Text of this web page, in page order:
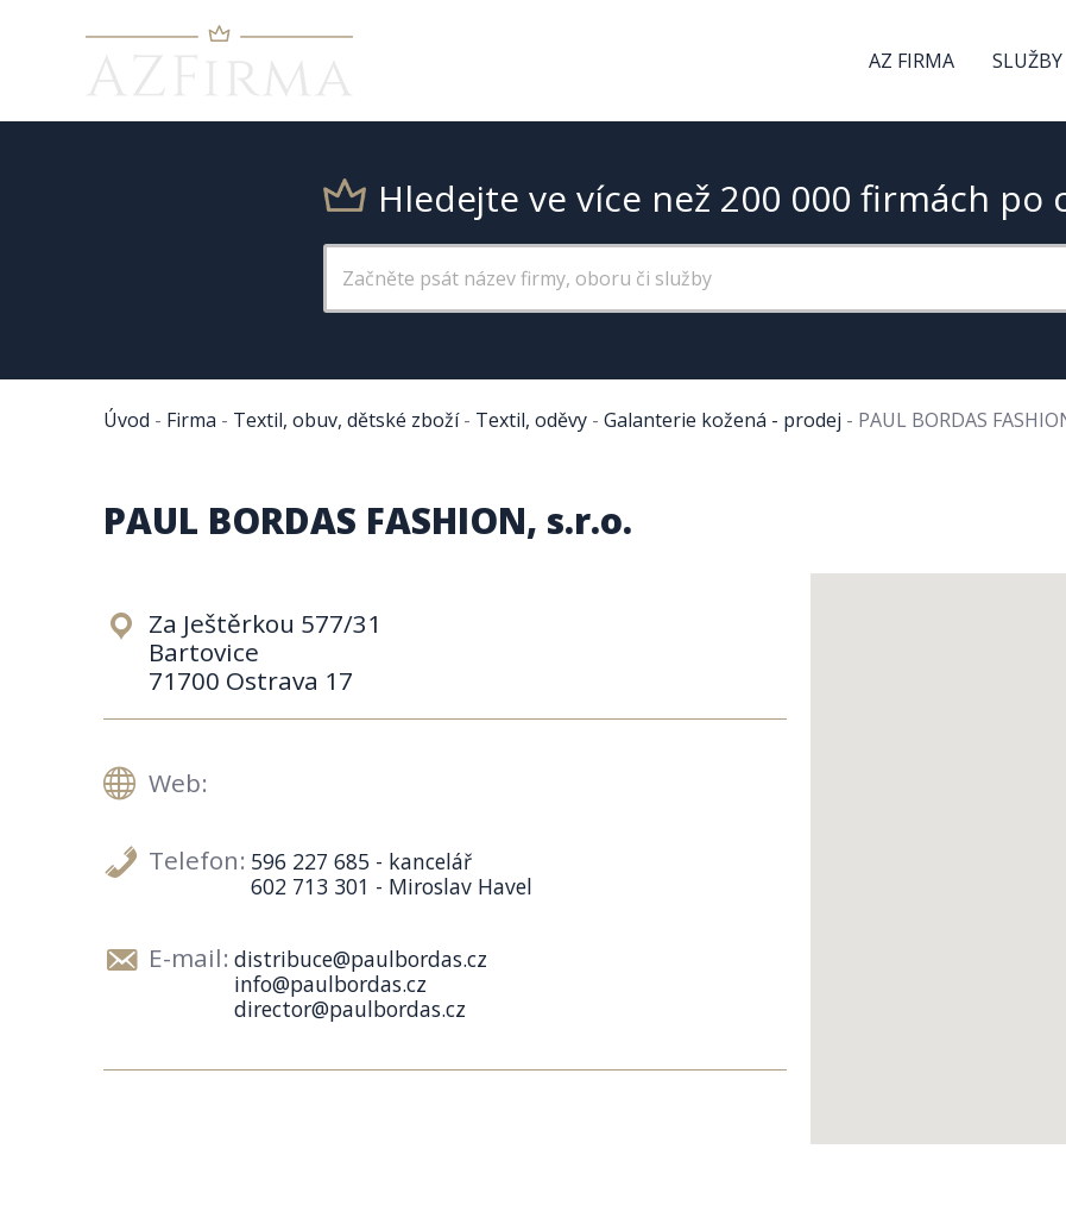
AZ FIRMA SLUŽBY
Hledejte ve více než 200 000 firmách po
Úvod - Firma - Textil, obuv, dětské zboží- Textil, oděvy - Galanterie kožená - prodej - PAUL BORDAS
PAUL BORDAS FASHION, s.r.o.
Za Ještěrkou 577/31
Bartovice
71700 Ostrava 17
Web:
Telefon: 596 227 685 - kancelář
602 713 301 - Miroslav Havel
E-mail: distribuce@paulbordas.cz
info@paulbordas.cz
director@paulbordas.cz